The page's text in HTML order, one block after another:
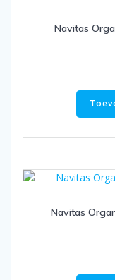
Navitas
Navitas